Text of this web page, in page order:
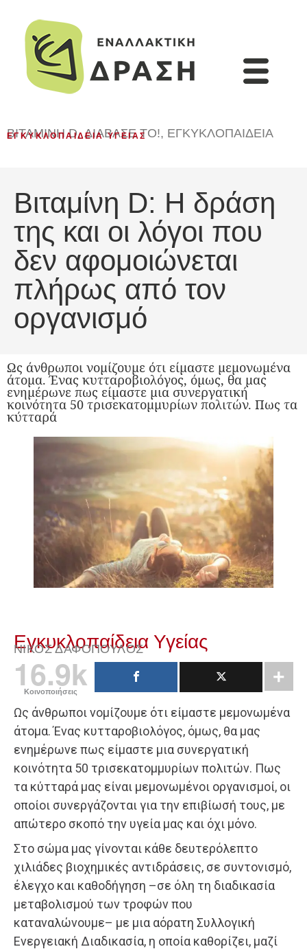
ΒΙΤΑΜΊΝΗ D,ΔΙΆΒΑΣΈ ΤΟ!, ΕΓΚΥΚΛΟΠΑΙΔΕΙΑ
ΕΓΚΥΚΛΟΠΑΊΔΕΙΑ ΥΓΕΊΑΣ
Βιταμίνη D: Η δράση
της και οι λόγοι που
δεν αφομοιώνεται
πλήρως από τον
οργανισμό
Ως άνθρωποι νομίζουμε ότι είμαστε μεμονωμένα
άτομα. Ένας κυτταροβιολόγος, όμως, θα μας
ενημέρωνε πως είμαστε μια συνεργατική
κοινότητα 50 τρισεκατομμυρίων πολιτών. Πως τα
κύτταρά
Εγκυκλοπαίδεια Υγείας
ΝΊΚΟΣ ΔΑΦΌΠΟΥΛΟΣ
16.9k
Κοινοποιήσεις
Ως άνθρωποι νομίζουμε ότι είμαστε μεμονωμένα
άτομα. Ένας κυτταροβιολόγος, όμως, θα μας
ενημέρωνε πως είμαστε μια συνεργατική
κοινότητα 50 τρισεκατομμυρίων πολιτών. Πως
τα κύτταρά μας είναι μεμονωμένοι οργανισμοί, οι
οποίοι συνεργάζονται για την επιβίωσή τους, με
απώτερο σκοπό την υγεία μας και όχι μόνο.
Στο σώμα μας γίνονται κάθε δευτερόλεπτο
χιλιάδες βιοχημικές αντιδράσεις, σε συντονισμό,
έλεγχο και καθοδήγηση –σε όλη τη διαδικασία
μεταβολισμού των τροφών που
καταναλώνουμε– με μια αόρατη Συλλογική
Ενεργειακή Διαδικασία, η οποία καθορίζει, μαζί